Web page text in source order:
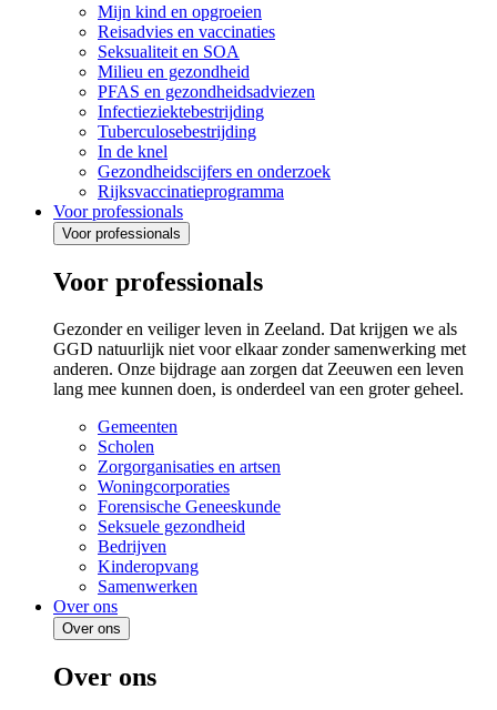
Mijn kind en opgroeien
Reisadvies en vaccinaties
Seksualiteit en SOA
Milieu en gezondheid
PFAS en gezondheidsadviezen
Infectieziektebestrijding
Tuberculosebestrijding
In de knel
Gezondheidscijfers en onderzoek
Rijksvaccinatieprogramma
Voor professionals
Voor professionals
Voor professionals
Gezonder en veiliger leven in Zeeland. Dat krijgen we als
GGD natuurlijk niet voor elkaar zonder samenwerking met
anderen. Onze bijdrage aan zorgen dat Zeeuwen een leven
lang mee kunnen doen, is onderdeel van een groter geheel.
Gemeenten
Scholen
Zorgorganisaties en artsen
Woningcorporaties
Forensische Geneeskunde
Seksuele gezondheid
Bedrijven
Kinderopvang
Samenwerken
Over ons
Over ons
Over ons